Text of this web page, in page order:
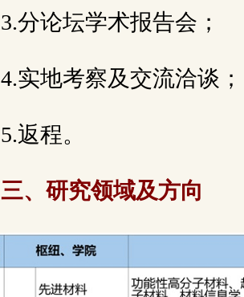
3.分论坛学术报告会；
4.实地考察及交流洽谈
5.返程。
三、研究领域及方向